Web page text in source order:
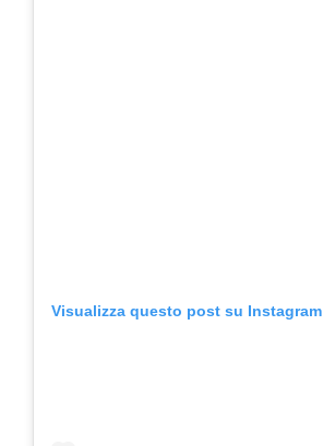
Visualizza questo post su Instagram